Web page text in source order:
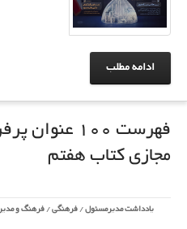
ادامه مطلب
فهرست ۱۰۰
مجازی کتاب هفتم
یادداشت مدیرمسئول / فرهنگی / فرهنگ و